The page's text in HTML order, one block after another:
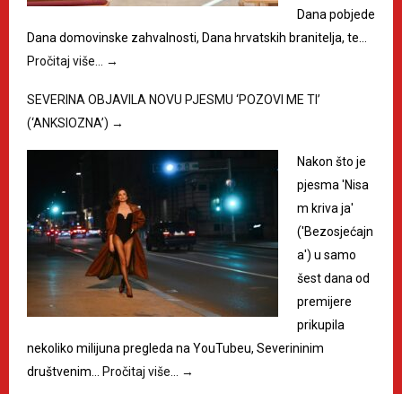
Dana pobjede
Dana domovinske zahvalnosti, Dana hrvatskih branitelja, te…
Pročitaj više… →
SEVERINA OBJAVILA NOVU PJESMU ‘POZOVI ME TI’
(‘ANKSIOZNA’) →
Nakon što je
pjesma 'Nisa
m kriva ja'
('Bezosjećajn
a') u samo
šest dana od
premijere
prikupila
nekoliko milijuna pregleda na YouTubeu, Severininim
društvenim… Pročitaj više… →